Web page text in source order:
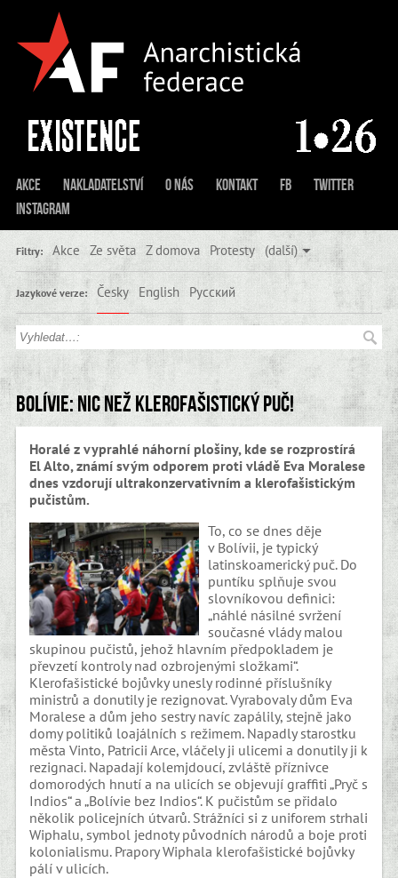
Akce Nakladatelství O nás Kontakt FB
Twitter
Instagram
Filtry: Akce Ze světa Z domova Protesty (další)
Jazykové verze: Česky English Русский
Bolívie: Nic než klerofašistický puč!
Horalé z vyprahlé náhorní plošiny, kde se rozprostírá
El Alto, známí svým odporem proti vládě Eva Moralese
dnes vzdorují ultrakonzervativním a klerofašistickým
pučistům.
To, co se dnes děje
v Bolívii, je typický
latinskoamerický puč. Do
puntíku splňuje svou
slovníkovou definici:
„náhlé násilné svržení
současné vlády malou
skupinou pučistů, jehož hlavním předpokladem je
převzetí kontroly nad ozbrojenými složkami“.
Klerofašistické bojůvky unesly rodinné příslušníky
ministrů a donutily je rezignovat. Vyrabovaly dům Eva
Moralese a dům jeho sestry navíc zapálily, stejně jako
domy politiků loajálních s režimem. Napadly starostku
města Vinto, Patricii Arce, vláčely ji ulicemi a donutily ji k
rezignaci. Napadají kolemjdoucí, zvláště příznivce
domorodých hnutí a na ulicích se objevují graffiti „Pryč s
Indios“ a „Bolívie bez Indios“. K pučistům se přidalo
několik policejních útvarů. Strážníci si z uniforem strhali
Wiphalu, symbol jednoty původních národů a boje proti
kolonialismu. Prapory Wiphala klerofašistické bojůvky
pálí v ulicích.